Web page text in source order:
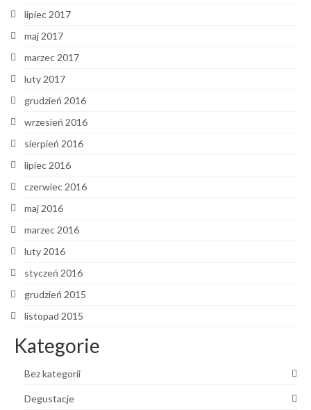
lipiec 2017
maj 2017
marzec 2017
luty 2017
grudzień 2016
wrzesień 2016
sierpień 2016
lipiec 2016
czerwiec 2016
maj 2016
marzec 2016
luty 2016
styczeń 2016
grudzień 2015
listopad 2015
Kategorie
Bez kategorii
Degustacje